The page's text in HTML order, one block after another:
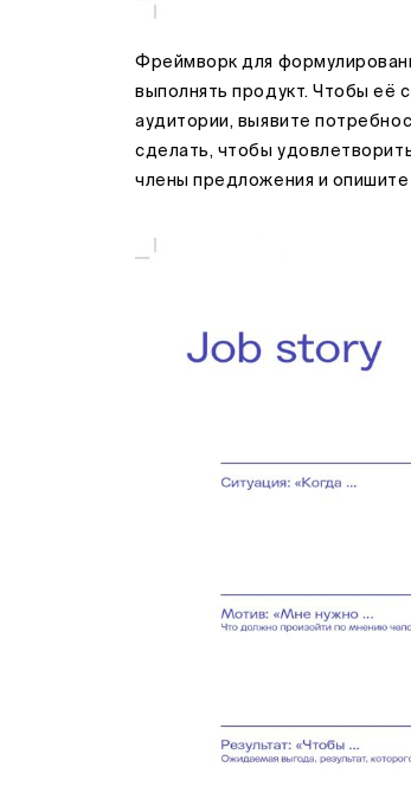
Фреймворк для
выполнять продукт. Чтобы её
аудитории, выявите
сделать, чтобы
члены предложения и опишите